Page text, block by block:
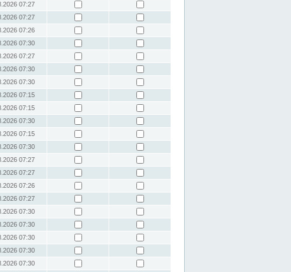
07:27
07:27
07:26
07:30
07:27
07:30
07:30
07:15
07:15
07:30
07:15
07:30
07:27
07:27
07:26
07:27
07:30
07:30
07:30
07:30
07:30